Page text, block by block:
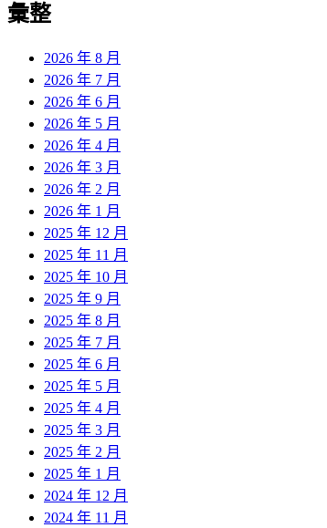
彙整
2026 年 8 月
2026 年 7 月
2026 年 6 月
2026 年 5 月
2026 年 4 月
2026 年 3 月
2026 年 2 月
2026 年 1 月
2025 年 12 月
2025 年 11 月
2025 年 10 月
2025 年 9 月
2025 年 8 月
2025 年 7 月
2025 年 6 月
2025 年 5 月
2025 年 4 月
2025 年 3 月
2025 年 2 月
2025 年 1 月
2024 年 12 月
2024 年 11 月